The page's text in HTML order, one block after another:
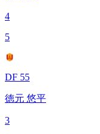
4
5
DF 55
徳元 悠平
3